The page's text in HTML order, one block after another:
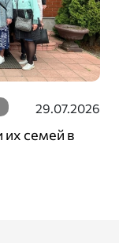
29.07.2026
семей в